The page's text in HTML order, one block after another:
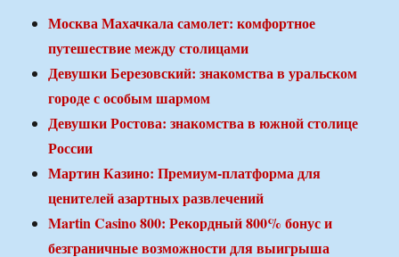
Москва Махачкала самолет: комфортное
путешествие между столицами
Девушки Березовский: знакомства в уральском
городе с особым шармом
Девушки Ростова: знакомства в южной столице
России
Мартин Казино: Премиум-платформа для
ценителей азартных развлечений
Martin Casino 800: Рекордный 800% бонус и
безграничные возможности для выигрыша